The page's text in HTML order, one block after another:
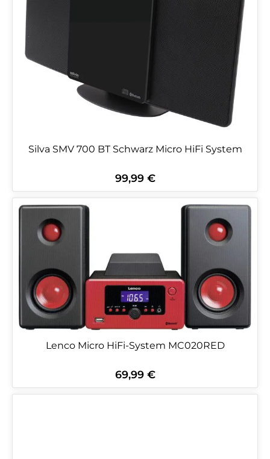
Silva SMV 700 BT Schwarz Micro HiFi System
Regulärer Preis:
99,99 €
Lenco Micro HiFi-System MC020RED
Regulärer Preis:
69,99 €